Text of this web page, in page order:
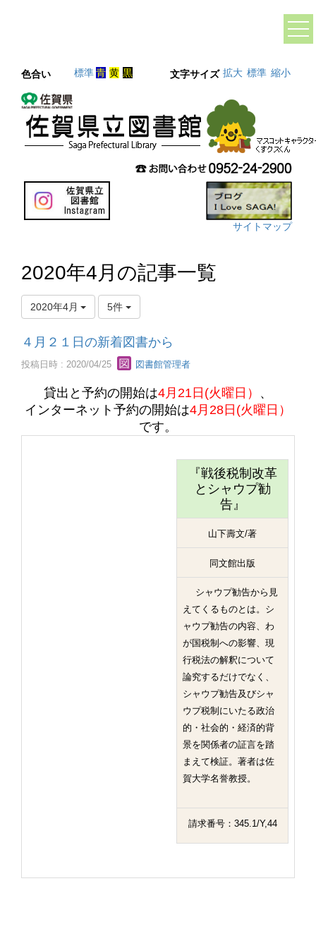
色合い 標準青 黄 黒 文字サイズ 拡大 標準 縮小
サイトマップ
2020年4月の記事一覧
2020年4月 5件
４月２１日の新着図書から
投稿日時 : 2020/04/25 図書館管理者
貸出と予約の開始は4月21日(火曜日） 、
インターネット予約の開始は4月28日(火曜日）
です。
『戦後税制改革
とシャウプ勧
告』
山下壽文/著
同文館出版
シャウプ勧告から見
えてくるものとは。シ
ャウプ勧告の内容、わ
が国税制への影響、現
行税法の解釈について
論究するだけでなく、
シャウプ勧告及びシャ
ウプ税制にいたる政治
的・社会的・経済的背
景を関係者の証言を踏
まえて検証。著者は佐
賀大学名誉教授。
請求番号：345.1/Y,44